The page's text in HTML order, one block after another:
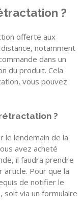
?
offerte aux
notamment
dans un
du produit. Cela
vous pouvez
?
le lendemain de la
avez acheté
il faudra prendre
Pour que la
de notifier le
soit via un formulaire